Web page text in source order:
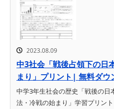
2023.08.09
中3社会「戦後占領下の日
まり」プリント| 無料ダウ
中学3年生社会の歴史「戦後の日
法・冷戦の始まり」学習プリン